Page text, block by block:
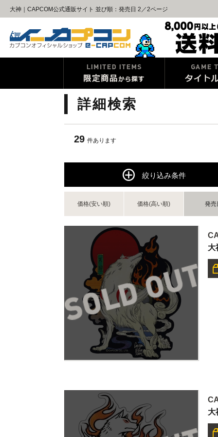
大神｜CAPCOM公式通販サイト 並び順：発売日 2／2ページ
詳細検索
29 件あります
絞り込み条件
価格(安い順) 価格(高い順) 発売
大
大